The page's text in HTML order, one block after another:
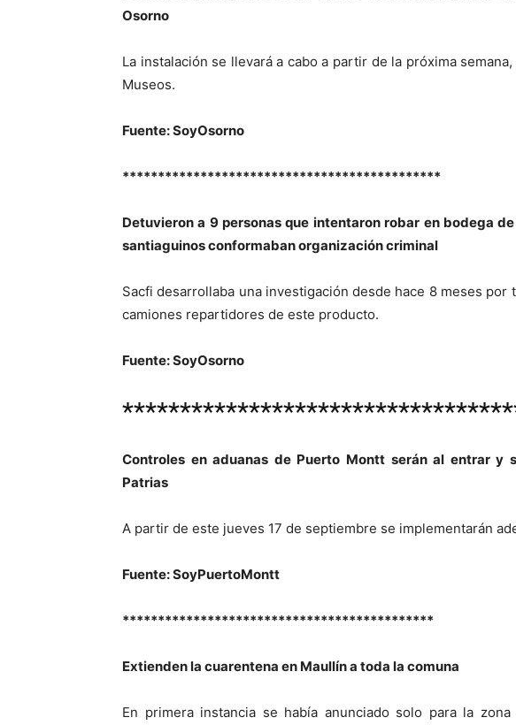
Osorno
La instalación se llevará a cabo a partir de la próxima
Museos.
Fuente: SoyOsorno
*********************************************
Detuvieron a 9 personas que intentaron robar en bodega
santiaguinos conformaban organización criminal
Sacfi desarrollaba una investigación desde hace 8 meses
camiones repartidores de este producto.
Fuente: SoyOsorno
Controles en aduanas de Puerto Montt serán al entrar y
Patrias
A partir de este jueves 17 de septiembre se implementarán
Fuente: SoyPuertoMontt
********************************************
Extienden la cuarentena en Maullín a toda la comuna
En primera instancia se había anunciado solo para la